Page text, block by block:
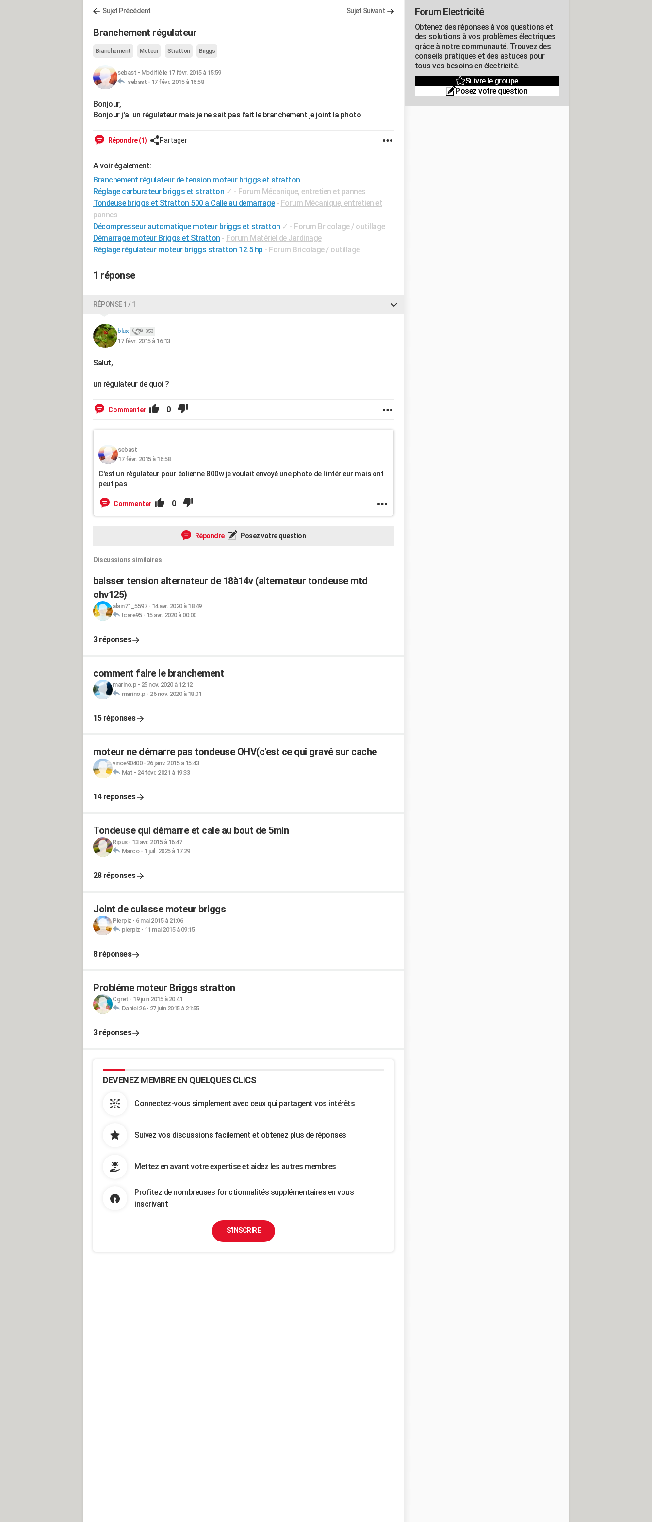
Sujet Précédent Sujet Suivant
Branchement régulateur
Branchement Moteur Stratton Briggs
sebast - Modifié le 17 févr. 2015 à 15:59
sebast - 17 févr. 2015 à 16:58
Bonjour,
Bonjour j'ai un régulateur mais je ne sait pas fait le branchement je joint la photo
Répondre (1) Partager
A voir également:
Branchement régulateur de tension moteur briggs et stratton
Réglage carburateur briggs et stratton ✓ - Forum Mécanique, entretien et pannes
Tondeuse briggs et Stratton 500 a Calle au demarrage - Forum Mécanique, entretien et
pannes
Décompresseur automatique moteur briggs et stratton ✓ - Forum Bricolage / outillage
Démarrage moteur Briggs et Stratton - Forum Matériel de Jardinage
Réglage régulateur moteur briggs stratton 12.5 hp - Forum Bricolage / outillage
1 réponse
RÉPONSE 1 / 1
blux 353
17 févr. 2015 à 16:13
Salut,
un régulateur de quoi ?
Commenter 0
sebast
17 févr. 2015 à 16:58
C'est un régulateur pour éolienne 800w je voulait envoyé une photo de l'intérieur mais ont
peut pas
Commenter 0
Répondre Posez votre question
Discussions similaires
baisser tension alternateur de 18à14v (alternateur tondeuse mtd
ohv125)
alain71_5597- 14 avr. 2020 à 18:49
Icare95- 15 avr. 2020 à 00:00
3 réponses
comment faire le branchement
marino.p - 25 nov. 2020 à 12:12
marino.p - 26 nov. 2020 à 18:01
15 réponses
moteur ne démarre pas tondeuse OHV(c'est ce qui gravé sur cache
vince90400- 26 janv. 2015 à 15:43
Mat - 24 févr. 2021 à 19:33
14 réponses
Tondeuse qui démarre et cale au bout de 5min
Ripus- 13 avr. 2015 à 16:47
Marco- 1 juil. 2025 à 17:29
28 réponses
Joint de culasse moteur briggs
Pierpiz - 6 mai 2015 à 21:06
pierpiz - 11 mai 2015 à 09:15
8 réponses
Probléme moteur Briggs stratton
Cgret - 19 juin 2015 à 20:41
Daniel 26- 27 juin 2015 à 21:55
3 réponses
DEVENEZ MEMBRE EN QUELQUES CLICS
Connectez-vous simplement avec ceux qui partagent vos intérêts
Suivez vos discussions facilement et obtenez plus de réponses
Mettez en avant votre expertise et aidez les autres membres
Profitez de nombreuses fonctionnalités supplémentaires en vous
inscrivant
S'INSCRIRE
Forum Electricité
Obtenez des réponses à vos questions et
des solutions à vos problèmes électriques
grâce à notre communauté. Trouvez des
conseils pratiques et des astuces pour
tous vos besoins en électricité.
Suivre le groupe
Posez votre question